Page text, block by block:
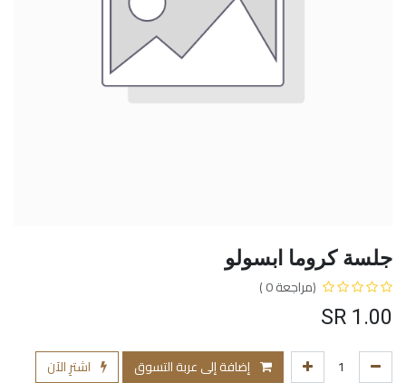
جلسة كروما ابسولو
(مراجعة 0 )
1.00
إضافة إلى عربة التسوق
اشترِ الآن